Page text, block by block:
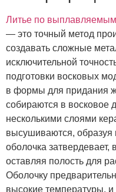
Литье по
— это точный метод
создавать сложные
исключительной
подготовки восковых
в формы для придания
собираются в восковое
несколькими слоями
высушиваются, образуя
оболочка затвердевает,
оставляя полость для
Оболочку
высокие температуры, и